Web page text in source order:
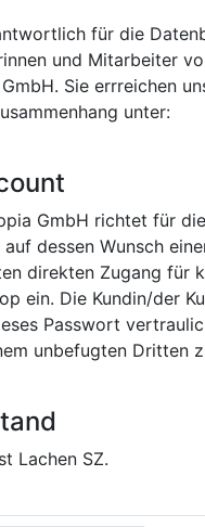
für die
und Mitarbeiter
Sie errreichen
unter:
GmbH richtet für die
dessen Wunsch
direkten Zugang für
ein. Die Kundin/der
Passwort
unbefugten Dritten
Lachen SZ.